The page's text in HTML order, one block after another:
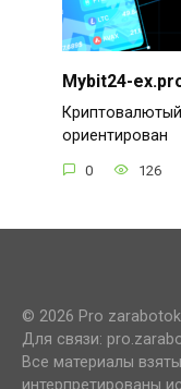
Mybit24-
ориентирован
0 126
© 2026 Pro zarabotok
Для связи:
Все материалы
интерпретированы